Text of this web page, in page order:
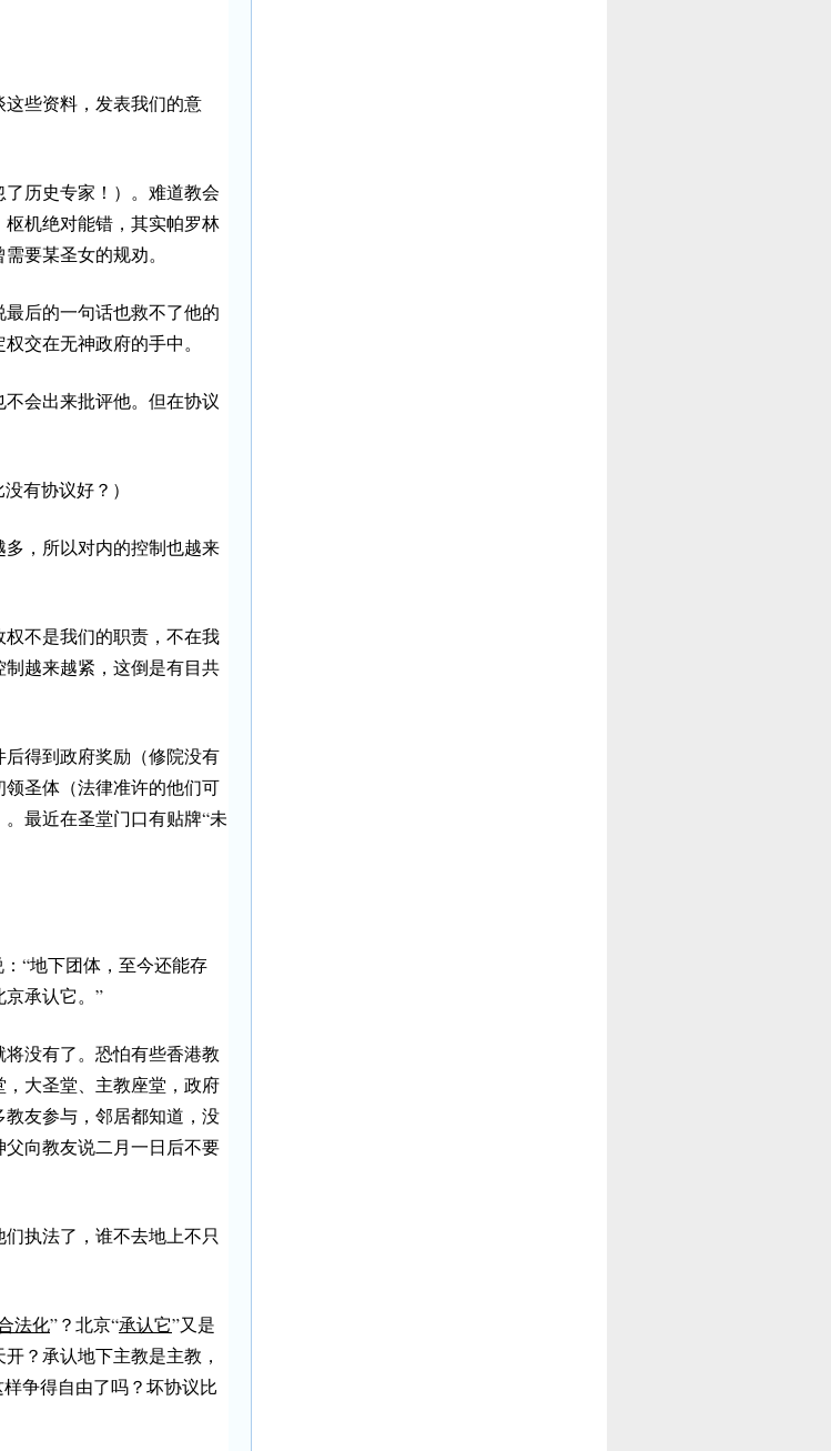
些资料，发表我们的意
历史专家！）。难道教会
机绝对能错，其实帕罗林
要某圣女的规劝。
后的一句话也救不了他的
交在无神政府的手中。
会出来批评他。但在协议
有协议好？）
，所以对内的控制也越来
不是我们的职责，不在我
越来越紧，这倒是有目共
得到政府奖励（修院没有
圣体（法律准许的他们可
最近在圣堂门口有贴牌“未
“地下团体，至今还能存
承认它。”
没有了。恐怕有些香港教
大圣堂、主教座堂，政府
友参与，邻居都知道，没
向教友说二月一日后不要
执法了，谁不去地上不只
法化”？北京“承认它”又是
？承认地下主教是主教，
争得自由了吗？坏协议比